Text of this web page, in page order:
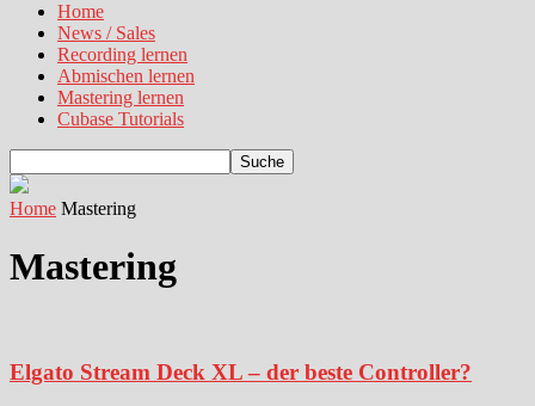
Home
News / Sales
Recording lernen
Abmischen lernen
Mastering lernen
Cubase Tutorials
Home Mastering
Mastering
Elgato Stream Deck XL – der beste Controller?